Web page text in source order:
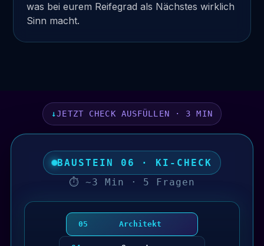
was bei eurem Reifegrad als Nächstes wirklich
Sinn macht.
JETZT CHECK AUSFÜLLEN · 3 MIN
BAUSTEIN 06 · KI-CHECK
⏱ ~3 Min · 5 Fragen
05 Architekt